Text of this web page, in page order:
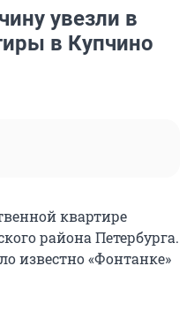
увезли в
в Купчино
квартире
района Петербурга.
известно «Фонтанке»